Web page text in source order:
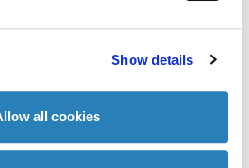
Show details
all cookies
rådet sedan 1996.
Royal London and St.
Bartholomew's School of Medicine,